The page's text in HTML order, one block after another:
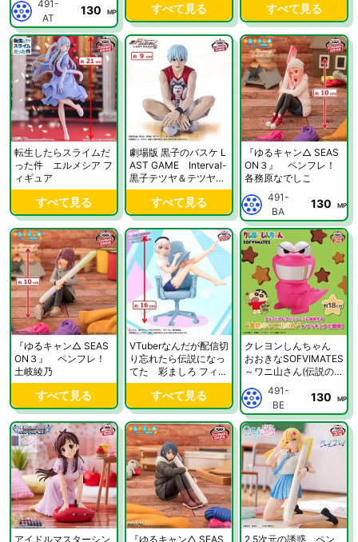
491-
AT
130 MP すべて見る すべて見る
転生したらスライムだ
った件 エルメシア フ
ィギュア
すべて見る
劇場版 黒子のバスケ L
AST GAME Interval-
黒子テツヤ＆テツヤ2
号-
すべて見る
『ゆるキャン△ SEAS
ON３』 ペンフレ！
各務原なでしこ
491-
BA
130 MP
『ゆるキャン△ SEAS
ON３』 ペンフレ！
土岐綾乃
すべて見る
VTuberなんだが配信切
り忘れたら伝説になっ
てた 彩ましろ フィギ
ュア
すべて見る
クレヨンしんちゃん
おおきなSOFVIMATES
～ワニ山さん(伝説の金
491-
BE
130 MP
アイドルマスターシン 『ゆるキャン△ SEAS 2.5次元の誘惑 ペン